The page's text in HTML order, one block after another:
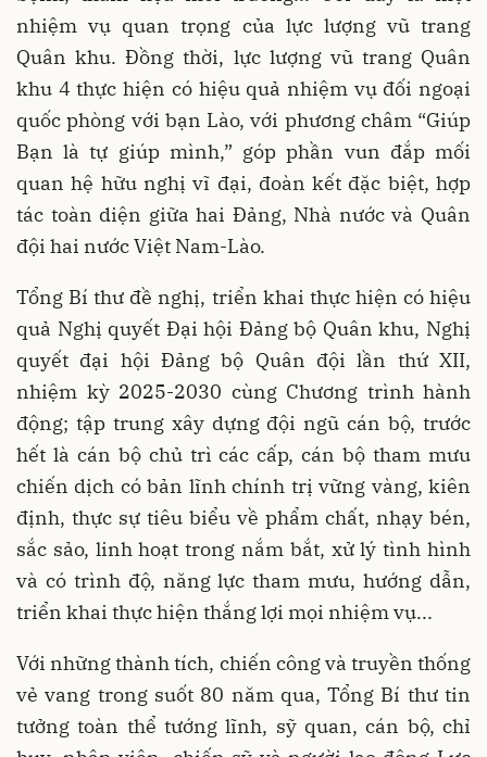
nhiệm vụ quan trọng của lực lượng vũ trang
Quân khu. Đồng thời, lực lượng vũ trang Quân
khu 4 thực hiện có hiệu quả nhiệm vụ đối ngoại
quốc phòng với bạn Lào, với phương châm “Giúp
Bạn là tự giúp mình,” góp phần vun đắp mối
quan hệ hữu nghị vĩ đại, đoàn kết đặc biệt, hợp
tác toàn diện giữa hai Đảng, Nhà nước và Quân
đội hai nước Việt Nam-Lào.
Tổng Bí thư đề nghị, triển khai thực hiện có hiệu
quả Nghị quyết Đại hội Đảng bộ Quân khu, Nghị
quyết đại hội Đảng bộ Quân đội lần thứ XII,
nhiệm kỳ 2025-2030 cùng Chương trình hành
động; tập trung xây dựng đội ngũ cán bộ, trước
hết là cán bộ chủ trì các cấp, cán bộ tham mưu
chiến dịch có bản lĩnh chính trị vững vàng, kiên
định, thực sự tiêu biểu về phẩm chất, nhạy bén,
sắc sảo, linh hoạt trong nắm bắt, xử lý tình hình
và có trình độ, năng lực tham mưu, hướng dẫn,
triển khai thực hiện thắng lợi mọi nhiệm vụ...
Với những thành tích, chiến công và truyền thống
vẻ vang trong suốt 80 năm qua, Tổng Bí thư tin
tưởng toàn thể tướng lĩnh, sỹ quan, cán bộ, chỉ